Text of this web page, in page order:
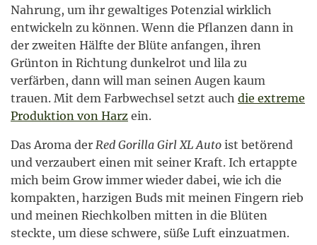
Nahrung, um ihr gewaltiges Potenzial wirklich
entwickeln zu können. Wenn die Pflanzen dann in
der zweiten Hälfte der Blüte anfangen, ihren
Grünton in Richtung dunkelrot und lila zu
verfärben, dann will man seinen Augen kaum
trauen. Mit dem Farbwechsel setzt auch die extreme
Produktion von Harz ein.
Das Aroma der Red Gorilla Girl XL Auto ist betörend
und verzaubert einen mit seiner Kraft. Ich ertappte
mich beim Grow immer wieder dabei, wie ich die
kompakten, harzigen Buds mit meinen Fingern rieb
und meinen Riechkolben mitten in die Blüten
steckte, um diese schwere, süße Luft einzuatmen.